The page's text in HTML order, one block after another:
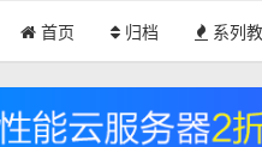
首页 归档 系列